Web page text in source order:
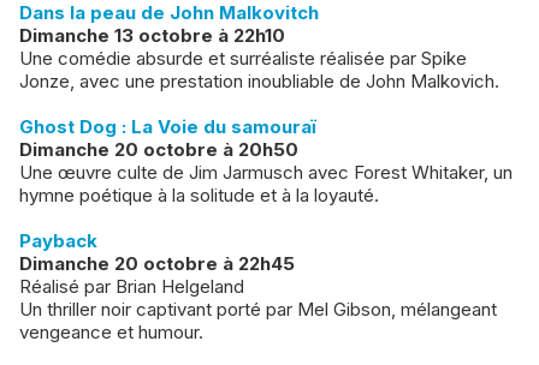
Dans la peau de John Malkovitch
Dimanche 13 octobre à 22h10
Une comédie absurde et surréaliste réalisée par Spike
Jonze, avec une prestation inoubliable de John Malkovich.
Ghost Dog : La Voie du samouraï
Dimanche 20 octobre à 20h50
Une œuvre culte de Jim Jarmusch avec Forest Whitaker, un
hymne poétique à la solitude et à la loyauté.
Payback
Dimanche 20 octobre à 22h45
Réalisé par Brian Helgeland
Un thriller noir captivant porté par Mel Gibson, mélangeant
vengeance et humour.